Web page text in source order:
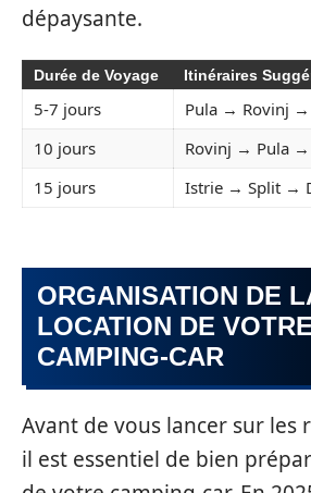
dépaysante.
Durée de Voyage Itinéraires
5-7 jours
Pula → Rovinj
10 jours
Rovinj → Pula
15 jours
Istrie → Split →
ORGANISATION DE
LOCATION DE VOTRE
CAMPING-CAR
Avant de vous lancer sur les
il est essentiel de bien